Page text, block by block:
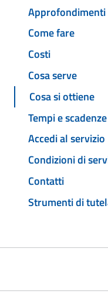
Approfondimenti
Come fare
Costi
Cosa serve
Cosa si ottiene
Tempi e scadenze
Accedi al servizio
Condizioni di
Contatti
Strumenti di